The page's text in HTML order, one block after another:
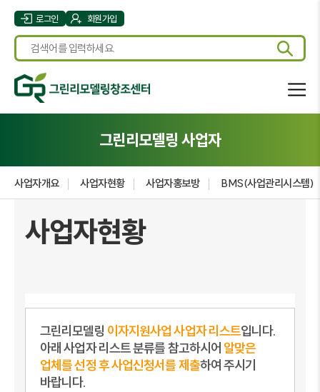
로그인 회원가입
그린리모델링 사업자
사업자개요 사업자현황 사업자홍보방 BMS(사업관리시스템)
사업자현황
그린리모델링 이자지원사업 사업자 리스트입니다.
아래 사업자 리스트 분류를 참고하시어 알맞은
업체를 선정 후 사업신청서를 제출하여 주시기
바랍니다.